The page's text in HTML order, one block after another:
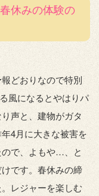
休みの体験の
どおりなので特別
風になるとやはりパ
声と、建物がガタ
4月に大きな被害を
で、よもや…、と
です。春休みの締
レジャーを楽しむ